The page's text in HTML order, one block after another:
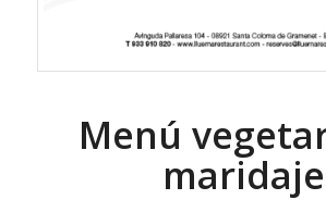
Menú
maridaje